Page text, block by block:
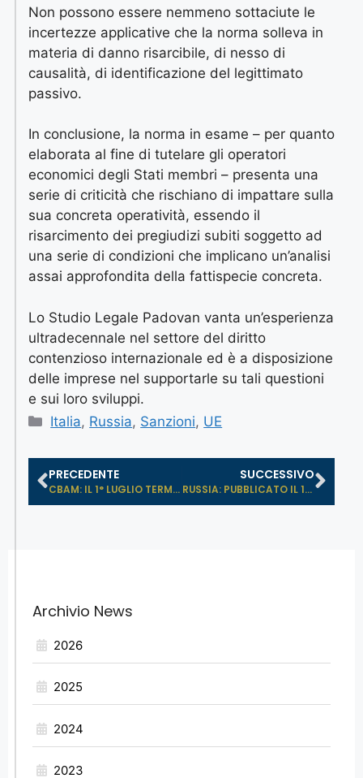
Non possono essere nemmeno sottaciute le
incertezze applicative che la norma solleva in
materia di danno risarcibile, di nesso di
causalità, di identificazione del legittimato
passivo.
In conclusione, la norma in esame – per quanto
elaborata al fine di tutelare gli operatori
economici degli Stati membri – presenta una
serie di criticità che rischiano di impattare sulla
sua concreta operatività, essendo il
risarcimento dei pregiudizi subiti soggetto ad
una serie di condizioni che implicano un’analisi
assai approfondita della fattispecie concreta.
Lo Studio Legale Padovan vanta un’esperienza
ultradecennale nel settore del diritto
contenzioso internazionale ed è a disposizione
delle imprese nel supportarle su tali questioni
e sui loro sviluppi.
Italia, Russia, Sanzioni, UE
PRECEDENTE
CBAM: IL 1° LUGLIO TERMINA IL PERI...
SUCCESSIVO
RUSSIA: PUBBLICATO IL 14° PACCHETT...
Archivio News
2026
2025
2024
2023